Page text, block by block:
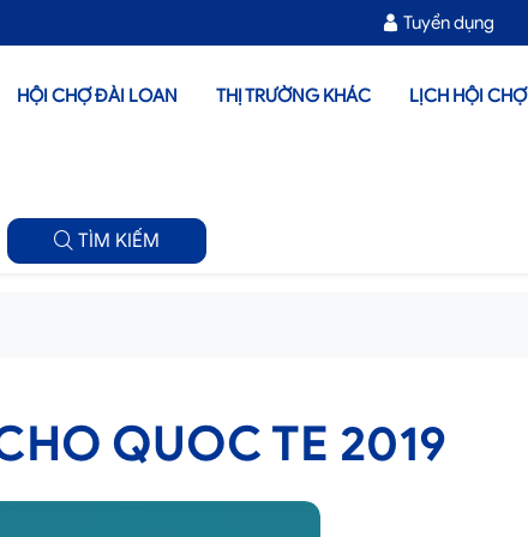
Tuyển dụng
HỘI CHỢ ĐÀI LOAN THỊ TRƯỜNG KHÁC LỊCH HỘI CHỢ
TÌM KIẾM
QUOC TE 2019